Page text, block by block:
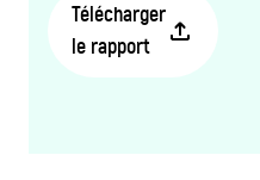
Télécharger
le rapport